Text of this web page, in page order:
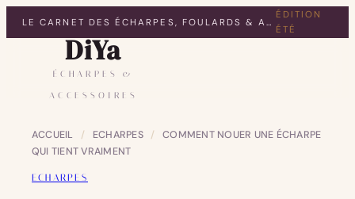
LE CARNET DES ÉCHARPES, FOULARDS & ACCESSOIRES
ÉDITION
ÉTÉ
DiYa
ÉCHARPES &
ACCESSOIRES
ACCUEIL / ECHARPES /
COMMENT NOUER UNE ÉCHARPE
QUI TIENT VRAIMENT
ECHARPES